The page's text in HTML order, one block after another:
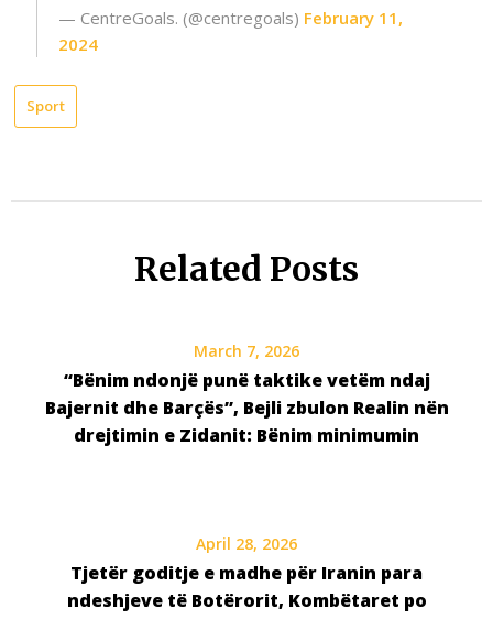
— CentreGoals. (@centregoals) February 11,
2024
Sport
Related Posts
March 7, 2026
“Bënim ndonjë punë taktike vetëm ndaj
Bajernit dhe Barçës”, Bejli zbulon Realin nën
drejtimin e Zidanit: Bënim minimumin
April 28, 2026
Tjetër goditje e madhe për Iranin para
ndeshjeve të Botërorit, Kombëtaret po